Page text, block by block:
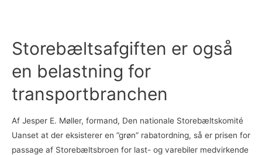
Storebæltsafgiften er også
en belastning for
transportbranchen
Af Jesper E. Møller, formand, Den nationale Storebæltskomité
Uanset at der eksisterer en ”grøn” rabatordning, så er prisen for
passage af Storebæltsbroen for last- og varebiler medvirkende